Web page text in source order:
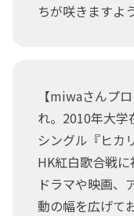
ちが咲きますよ
【miwaさんプ
れ。2010年大学
シングル『ヒカ
HK紅白歌合戦
ドラマや映画、
動の幅を広げて